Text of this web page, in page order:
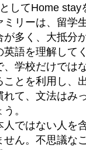
してHome stay
リーは、留学
が多く、大抵分
語を理解して
、学校だけでは
ことを利用し、
れて、文法はみ
。
人ではない人を
せん。不思議な